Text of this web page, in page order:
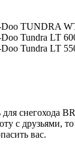
Doo TUNDRA
Tundra LT
Tundra LT
снегохода
с друзьями,
вас.